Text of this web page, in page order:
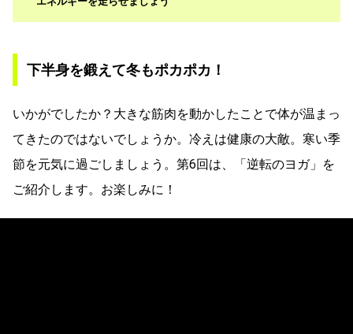
下半身を鍛えて冬もポカポカ！
いかがでしたか？大きな筋肉を動かしたことで体が温まっ
てきたのではないでしょうか。冷えは健康の大敵。寒い季
節を元気に過ごしましょう。第6回は、「逆転のヨガ」を
ご紹介します。お楽しみに！